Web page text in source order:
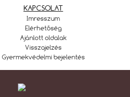
KAPCSOLAT
Imresszum
Elérhetőség
Ajánlott oldalak
Visszajelzés
Gyermekvédelmi bejelentés